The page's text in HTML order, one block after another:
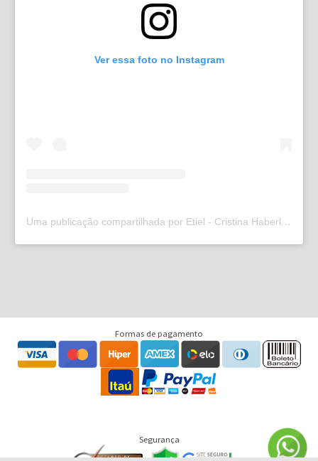
Ver essa foto no Instagram
Uma publicação compartilhada por Etiel - Cristina Haberl (@etielweb)
Formas de pagamento
Segurança